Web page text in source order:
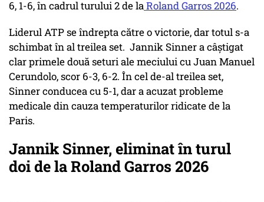
6, 1-6, în cadrul turului 2 de laRoland Garros 2026.
Liderul ATP se îndrepta către o victorie, dar totul s-a
schimbat în al treilea set. Jannik Sinner a câștigat
clar primele două seturi ale meciului cu Juan Manuel
Cerundolo, scor 6-3, 6-2. În cel de-al treilea set,
Sinner conducea cu 5-1, dar a acuzat probleme
medicale din cauza temperaturilor ridicate de la
Paris.
Jannik Sinner, eliminat în turul
doi de la Roland Garros 2026